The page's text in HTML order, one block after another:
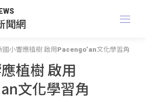
聞網
國小響應植樹 啟用Pacengo’an文化學習角
植樹 啟用
文化學習角